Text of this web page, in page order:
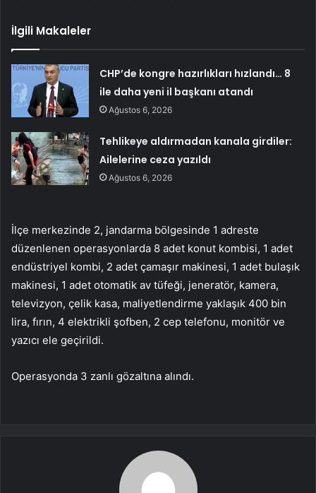
İlgili Makaleler
CHP’de kongre hazırlıkları hızlandı… 8
ile daha yeni il başkanı atandı
Ağustos 6, 2026
Tehlikeye aldırmadan kanala girdiler:
Ailelerine ceza yazıldı
Ağustos 6, 2026
İlçe merkezinde 2, jandarma bölgesinde 1 adreste
düzenlenen operasyonlarda 8 adet konut kombisi, 1 adet
endüstriyel kombi, 2 adet çamaşır makinesi, 1 adet bulaşık
makinesi, 1 adet otomatik av tüfeği, jeneratör, kamera,
televizyon, çelik kasa, maliyetlendirme yaklaşık 400 bin
lira, fırın, 4 elektrikli şofben, 2 cep telefonu, monitör ve
yazıcı ele geçirildi.
Operasyonda 3 zanlı gözaltına alındı.